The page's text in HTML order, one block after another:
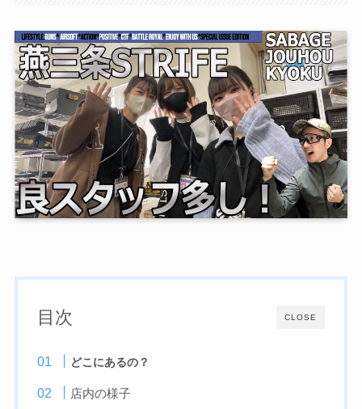
CLOSE
目次
どこにあるの？
店内の様子